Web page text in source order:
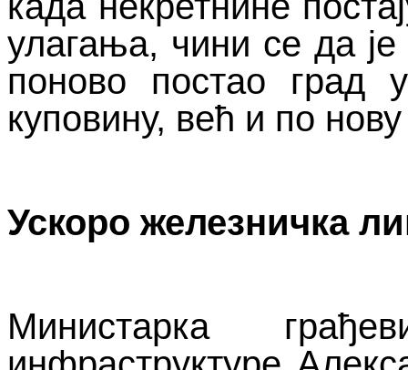
улагања, чини се да
поново постао град
куповину, већ и по
Ускоро железничка
Министарка